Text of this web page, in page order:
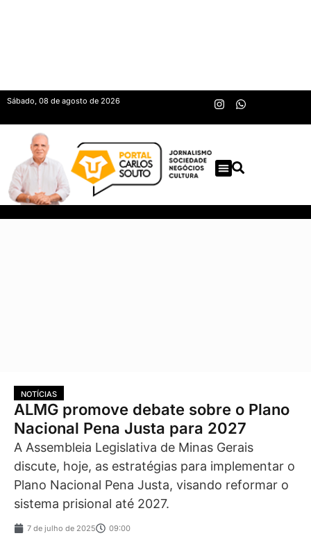
Sábado, 08 de agosto de 2026
NOTÍCIAS
ALMG promove debate sobre o Plano
Nacional Pena Justa para 2027
A Assembleia Legislativa de Minas Gerais
discute, hoje, as estratégias para implementar o
Plano Nacional Pena Justa, visando reformar o
sistema prisional até 2027.
7 de julho de 2025 09:00